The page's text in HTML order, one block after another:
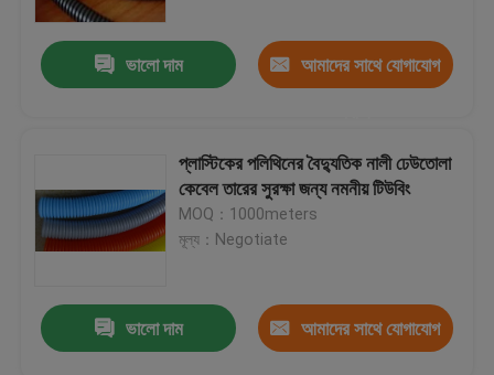
ভালো দাম আমাদের সাথে যোগাযোগ
প্লাস্টিকের পলিথিনের বৈদ্যুতিক নালী ঢেউতোলা
কেবেল তারের সুরক্ষা জন্য নমনীয় টিউবিং
MOQ：1000meters
মূল্য：Negotiate
ভালো দাম আমাদের সাথে যোগাযোগ